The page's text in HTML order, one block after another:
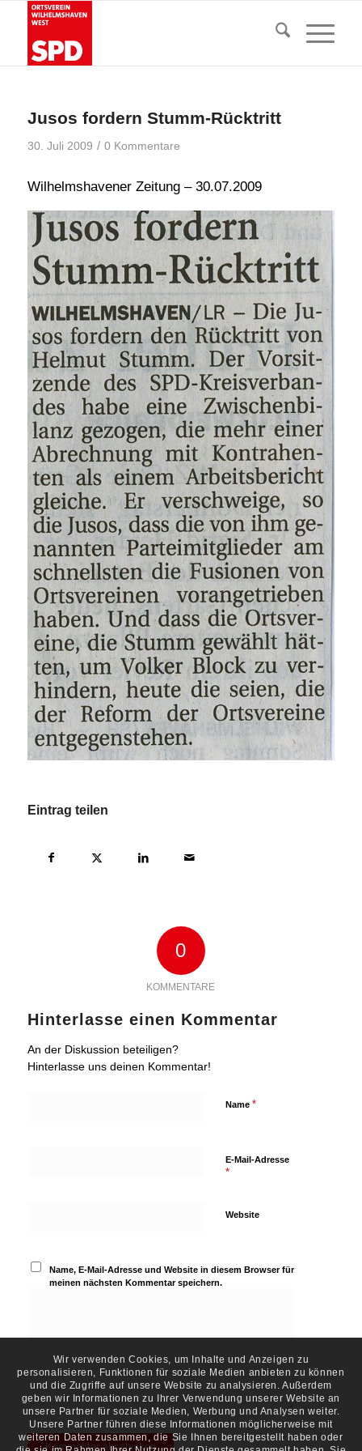
Jusos fordern Stumm-Rücktritt
30. Juli 2009 / 0 Kommentare
Wilhelmshavener Zeitung – 30.07.2009
Eintrag teilen
0
KOMMENTARE
Hinterlasse einen Kommentar
An der Diskussion beteiligen?
Hinterlasse uns deinen Kommentar!
Name *
E-Mail-Adresse
*
Website
Name, E-Mail-Adresse und Website in diesem Browser für
meinen nächsten Kommentar speichern.
Wir verwenden Cookies, um Inhalte und Anzeigen zu
personalisieren, Funktionen für soziale Medien anbieten zu können
und die Zugriffe auf unsere Website zu analysieren. Außerdem
geben wir Informationen zu Ihrer Verwendung unserer Website an
unsere Partner für soziale Medien, Werbung und Analysen weiter.
Unsere Partner führen diese Informationen möglicherweise mit
weiteren Daten zusammen, die Sie Ihnen bereitgestellt haben oder